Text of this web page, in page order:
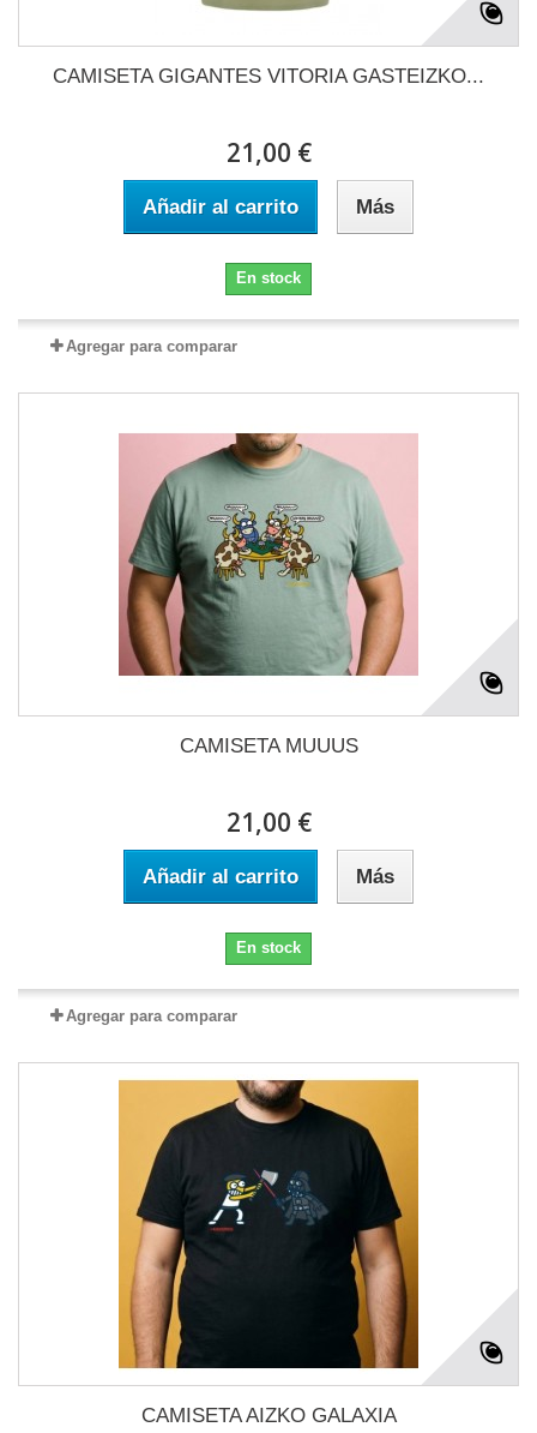
CAMISETA GIGANTES VITORIA GASTEIZKO...
21,00 €
Añadir al carrito Más
En stock
Agregar para comparar
CAMISETA MUUUS
21,00 €
Añadir al carrito Más
En stock
Agregar para comparar
CAMISETA AIZKO GALAXIA